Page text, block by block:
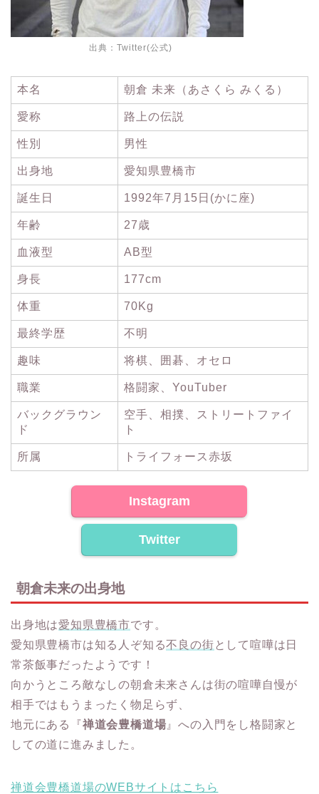
出典： Twitter(公式)
本名 朝倉 未来（あさくら みくる）
愛称 路上の伝説
性別 男性
出身地 愛知県豊橋市
誕生日 1992年7月15日(かに座)
年齢 27歳
血液型 AB型
身長 177cm
体重 70Kg
最終学歴 不明
趣味 将棋、囲碁、オセロ
職業 格闘家、YouTuber
バックグラウン
ド
空手、相撲、ストリートファイ
ト
所属 トライフォース赤坂
Instagram
Twitter
朝倉未来の出身地
出身地は愛知県豊橋市です。
愛知県豊橋市は知る人ぞ知る不良の街 として喧嘩は日
常茶飯事だったようです！
向かうところ敵なしの朝倉未来さんは街の喧嘩自慢が
相手ではもうまったく物足らず、
地元にある『禅道会豊橋道場 』への入門をし格闘家と
しての道に進みました。
禅道会豊橋道場のWEBサイトはこちら